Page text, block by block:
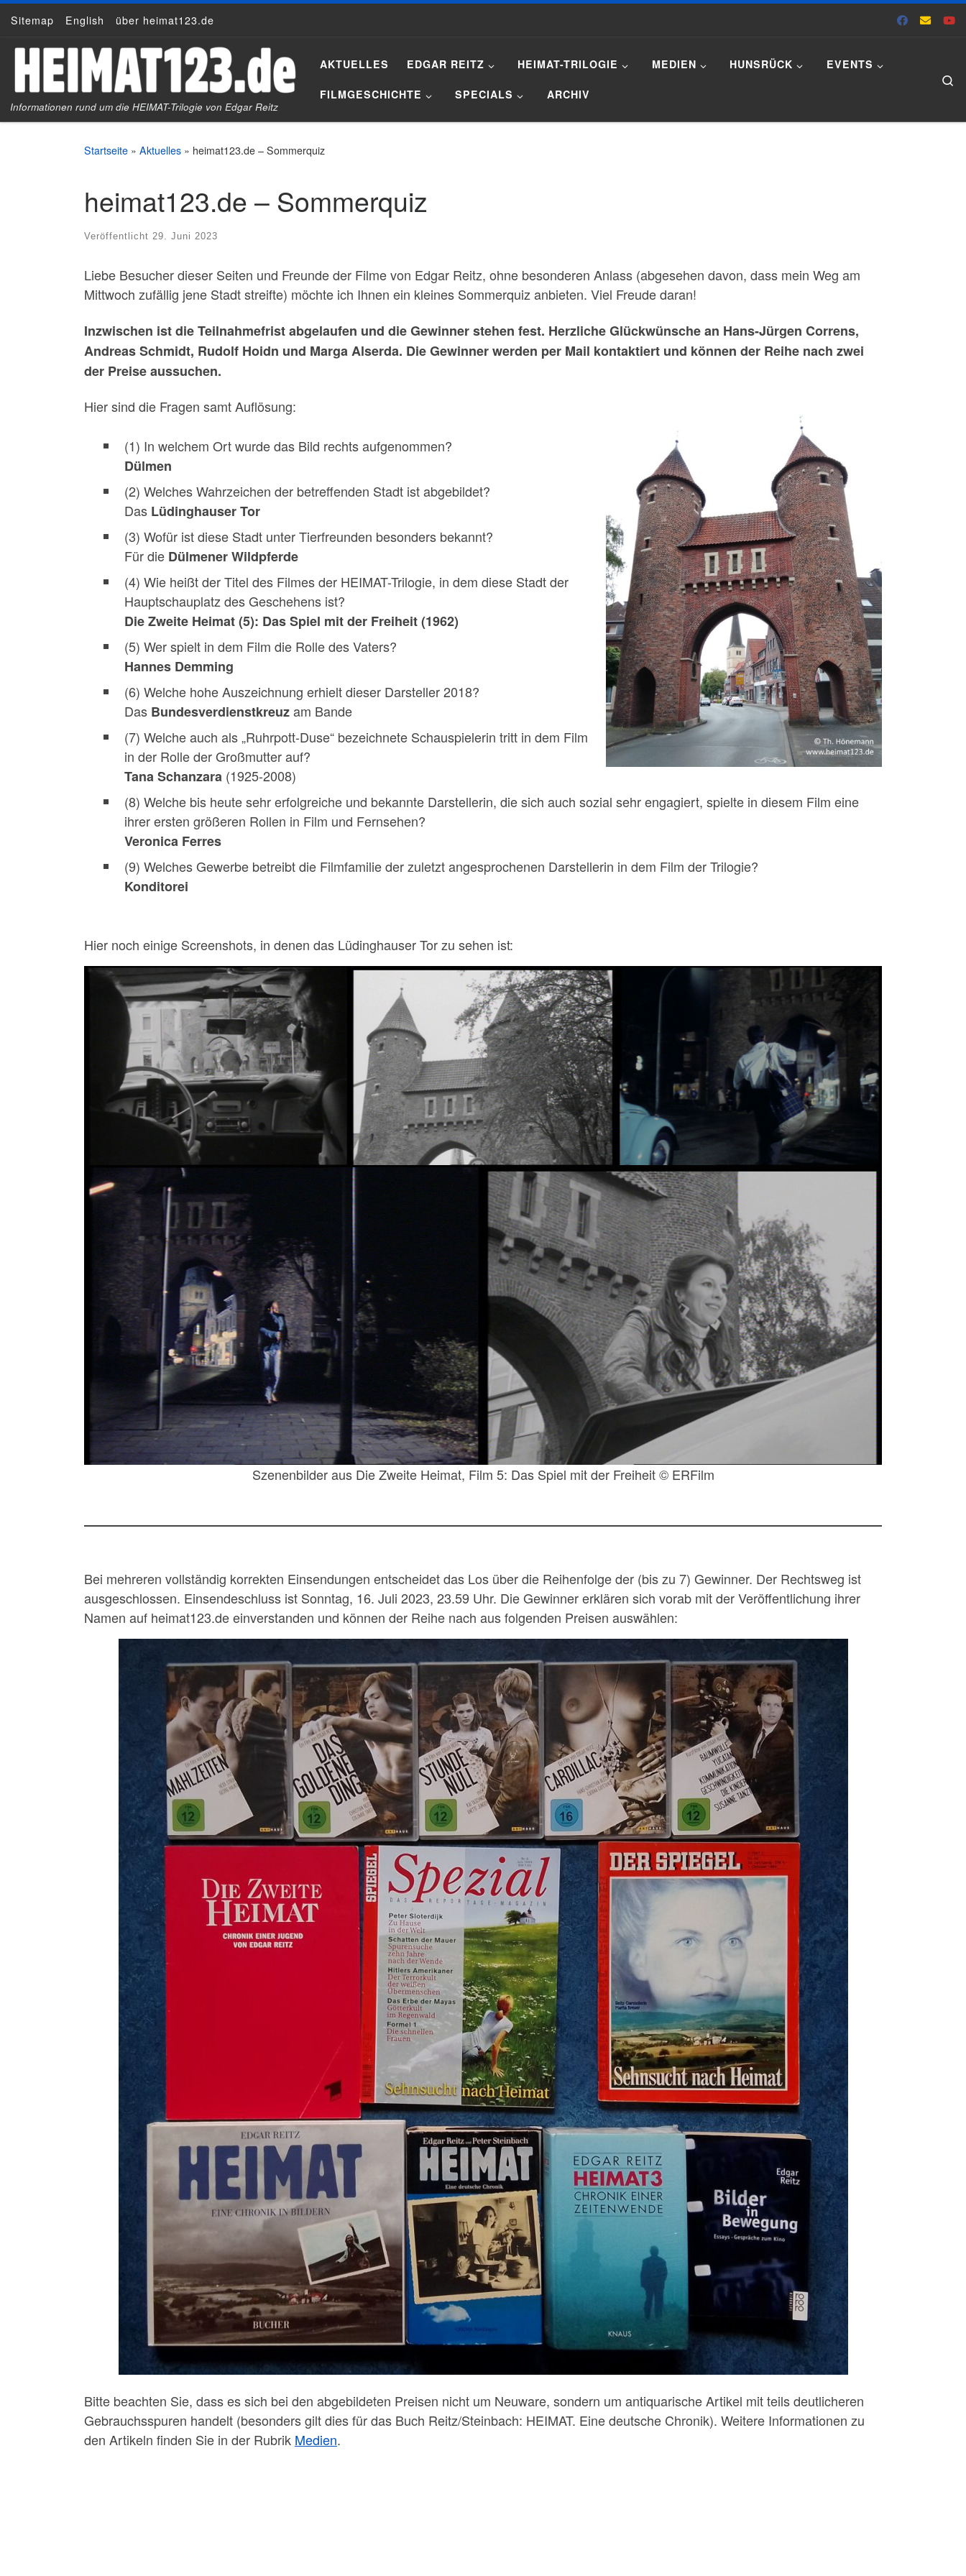
Zum Inhalt springen
Sitemap English über heimat123.de
Informationen rund um die HEIMAT-Trilogie von Edgar Reitz
AKTUELLES EDGAR REITZ HEIMAT-TRILOGIE MEDIEN HUNSRÜCK EVENTS
FILMGESCHICHTE SPECIALS ARCHIV
Startseite » Aktuelles » heimat123.de – Sommerquiz
heimat123.de – Sommerquiz
Veröffentlicht 29. Juni 2023
Liebe Besucher dieser Seiten und Freunde der Filme von Edgar Reitz, ohne besonderen Anlass (abgesehen davon, dass mein Weg am
Mittwoch zufällig jene Stadt streifte) möchte ich Ihnen ein kleines Sommerquiz anbieten. Viel Freude daran!
Inzwischen ist die Teilnahmefrist abgelaufen und die Gewinner stehen fest. Herzliche Glückwünsche an Hans-Jürgen Correns,
Andreas Schmidt, Rudolf Hoidn und Marga Alserda. Die Gewinner werden per Mail kontaktiert und können der Reihe nach zwei
der Preise aussuchen.
Hier sind die Fragen samt Auflösung:
(1) In welchem Ort wurde das Bild rechts aufgenommen?
Dülmen
(2) Welches Wahrzeichen der betreffenden Stadt ist abgebildet?
Das Lüdinghauser Tor
(3) Wofür ist diese Stadt unter Tierfreunden besonders bekannt?
Für die Dülmener Wildpferde
(4) Wie heißt der Titel des Filmes der HEIMAT-Trilogie, in dem diese Stadt der
Hauptschauplatz des Geschehens ist?
Die Zweite Heimat (5): Das Spiel mit der Freiheit (1962)
(5) Wer spielt in dem Film die Rolle des Vaters?
Hannes Demming
(6) Welche hohe Auszeichnung erhielt dieser Darsteller 2018?
Das Bundesverdienstkreuzam Bande
(7) Welche auch als „Ruhrpott-Duse“ bezeichnete Schauspielerin tritt in dem Film
in der Rolle der Großmutter auf?
Tana Schanzara (1925-2008)
(8) Welche bis heute sehr erfolgreiche und bekannte Darstellerin, die sich auch sozial sehr engagiert, spielte in diesem Film eine
ihrer ersten größeren Rollen in Film und Fernsehen?
Veronica Ferres
(9) Welches Gewerbe betreibt die Filmfamilie der zuletzt angesprochenen Darstellerin in dem Film der Trilogie?
Konditorei
Hier noch einige Screenshots, in denen das Lüdinghauser Tor zu sehen ist:
Szenenbilder aus Die Zweite Heimat, Film 5: Das Spiel mit der Freiheit © ERFilm
Bei mehreren vollständig korrekten Einsendungen entscheidet das Los über die Reihenfolge der (bis zu 7) Gewinner. Der Rechtsweg ist
ausgeschlossen. Einsendeschluss ist Sonntag, 16. Juli 2023, 23.59 Uhr. Die Gewinner erklären sich vorab mit der Veröffentlichung ihrer
Namen auf heimat123.de einverstanden und können der Reihe nach aus folgenden Preisen auswählen:
Bitte beachten Sie, dass es sich bei den abgebildeten Preisen nicht um Neuware, sondern um antiquarische Artikel mit teils deutlicheren
Gebrauchsspuren handelt (besonders gilt dies für das Buch Reitz/Steinbach: HEIMAT. Eine deutsche Chronik). Weitere Informationen zu
den Artikeln finden Sie in der Rubrik Medien.